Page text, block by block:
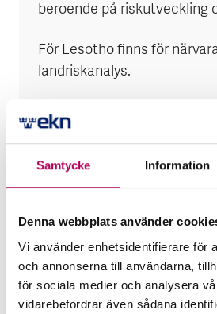
Samtycke Information
Denna webbplats använder
Vi använder enhetsidentifierare för
och annonserna till användarna,
för sociala medier och analysera
vidarebefordrar även sådana
beroende på riskutveckling
För Lesotho finns för
landriskanalys.
Mer för dig som vill
till Lesotho